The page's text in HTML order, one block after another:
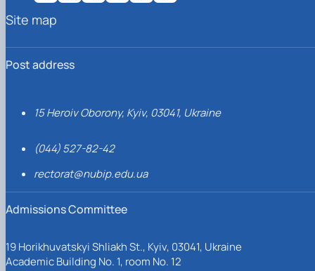
Post address
15 Heroiv Oborony, Kyiv, 03041, Ukraine
(044) 527-82-42
rectorat@nubip.edu.ua
Admissions Committee
19 Horikhuvatskyi Shliakh St., Kyiv, 03041, Ukraine
Academic Building No. 1, room No. 12
Site map